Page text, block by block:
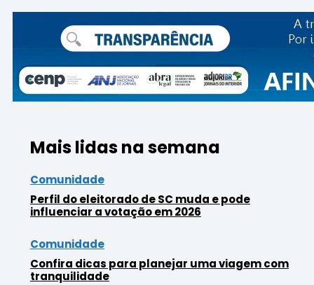
Mais lidas na semana
Comunidade
Perfil do eleitorado de SC muda e pode
influenciar a votação em 2026
Comunidade
Confira dicas para planejar uma viagem com
tranquilidade